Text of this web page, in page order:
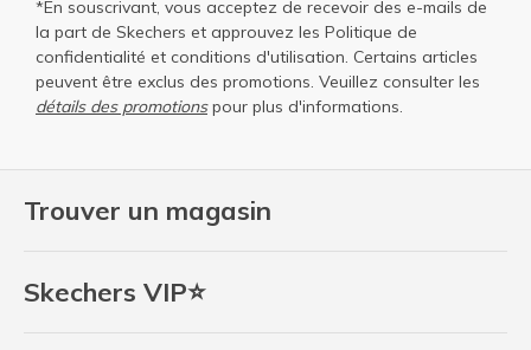
Trouver un magasin
Skechers VIP⭐
*En souscrivant, vous acceptez de recevoir des e-mails de
la part de Skechers et approuvez les Politique de
confidentialité et conditions d'utilisation. Certains articles
peuvent être exclus des promotions. Veuillez consulter les
détails des promotionspour plus d'informations.